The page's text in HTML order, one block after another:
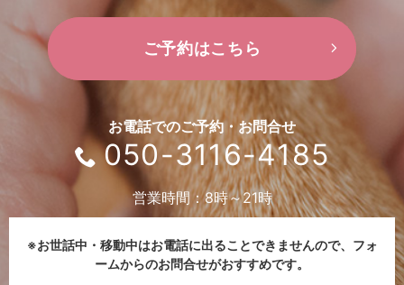
ご予約はこちら
お電話でのご予約・お問合せ
050-3116-4185
営業時間：8時～21時
※お世話中・移動中はお電話に出ることできませんので、 フォ
ームからのお問合せがおすすめです。